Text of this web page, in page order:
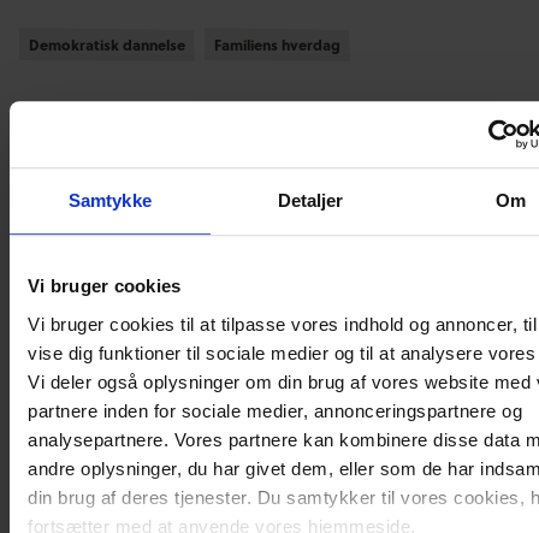
Samtykke Detaljer Om
Vi bruger cookies
Vi bruger cookies til at tilpasse vores indhold og annoncer,
vise dig funktioner til sociale medier og til at analysere
Vi deler også oplysninger om din brug af vores website med
partnere inden for sociale medier, annonceringspartnere og
analysepartnere. Vores partnere kan kombinere disse data
andre oplysninger, du har givet dem, eller som de har
din brug af deres tjenester. Du samtykker til vores cookies,
fortsætter med at anvende vores hjemmeside.
Demokratisk dannelse
Demokratisk dannelse Familiens hverdag
Familiens hverdag
Relaterede
blogindlæg